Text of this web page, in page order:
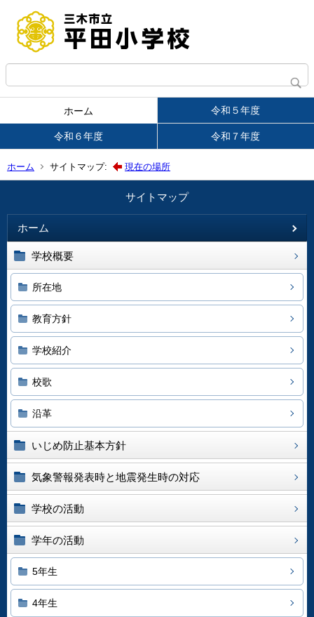
ホーム 令和５年度
令和６年度 令和７年度
ホーム サイトマップ: 現在の場所
サイトマップ
ホーム
学校概要
所在地
教育方針
学校紹介
校歌
沿革
いじめ防止基本方針
気象警報発表時と地震発生時の対応
学校の活動
学年の活動
5年生
4年生